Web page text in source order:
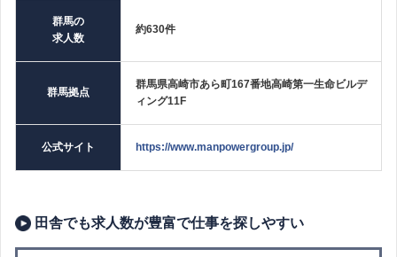
群馬の
求人数
約630件
群馬拠点
群馬県高崎市あら町167番地高崎第一生命ビルデ
ィング11F
公式サイト https://www.manpowergroup.jp/
田舎でも求人数が豊富で仕事を探しやすい